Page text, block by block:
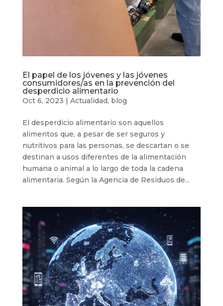
El papel de los jóvenes y las jóvenes
consumidores/as en la prevención del
desperdicio alimentario
Oct 6, 2023 | Actualidad, blog
El desperdicio alimentario son aquellos
alimentos que, a pesar de ser seguros y
nutritivos para las personas, se descartan o se
destinan a usos diferentes de la alimentación
humana o animal a lo largo de toda la cadena
alimentaria. Según la Agencia de Residuos de...